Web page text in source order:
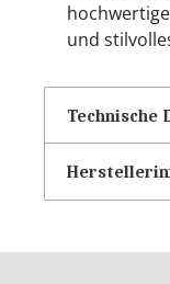
und
Technische